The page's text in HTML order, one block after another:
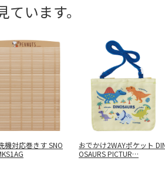
います。
機対応巻きす SNO
おでかけ2WAYポケット
OSAURS PICTUR…